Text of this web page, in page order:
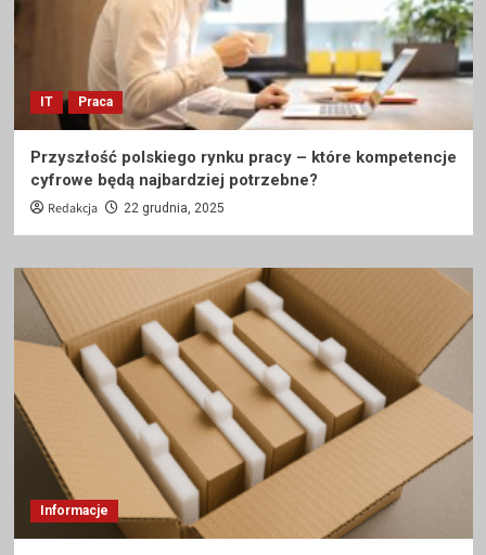
IT Praca
Przyszłość polskiego rynku pracy – które kompetencje
cyfrowe będą najbardziej potrzebne?
Redakcja 22 grudnia, 2025
Informacje